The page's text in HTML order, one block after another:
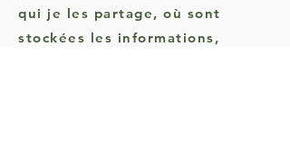
qui je les partage, où sont
stockées les informations,